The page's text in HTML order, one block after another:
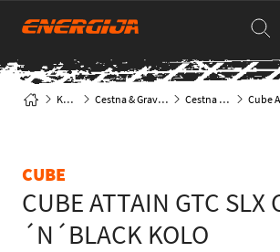
Kolesa Cestna & Gravel kolesa Cestna klasika
CUBE
CUBE ATTAIN GTC SLX
´N´BLACK KOLO